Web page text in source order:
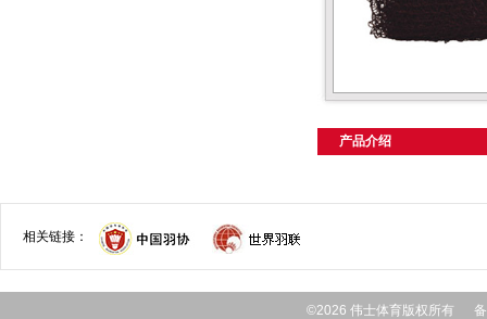
产品介绍
相关链接：
©2026 伟士体育版权所有 备